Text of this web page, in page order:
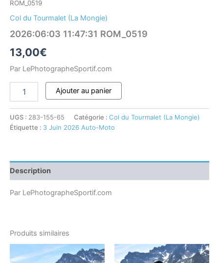
ROM_0519
Col du Tourmalet (La Mongie)
2026:06:03 11:47:31 ROM_0519
13,00€
Par LePhotographeSportif.com
Ajouter au panier
UGS : 283-155-65 Catégorie : Col du Tourmalet (La Mongie)
Étiquette : 3 Juin 2026 Auto-Moto
Description
Par LePhotographeSportif.com
Produits similaires